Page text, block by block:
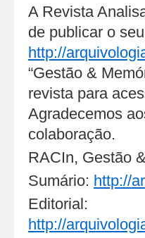
A Revista
de publicar o
http://
“Gestão &
revista para
Agradecemos
colaboração.
RACIn, Gestão
Sumário: http://
Editorial:
http://